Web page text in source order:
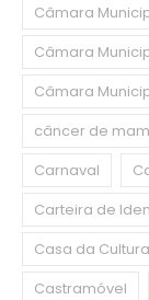
Câmara
Câmara
Câmara
câncer de
Carnaval
Carteira de
Casa da
Castramóvel